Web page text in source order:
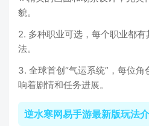
貌。
2. 多种职业可选，每个职业都
法。
3. 全球首创“气运系统”，每位
响着剧情和任务进展。
逆水寒网易手游最新版玩法